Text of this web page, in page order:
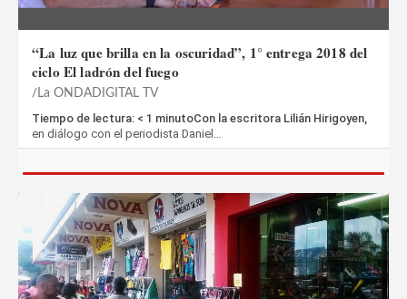
“La luz que brilla en la oscuridad”, 1° entrega 2018 del
ciclo El ladrón del fuego
La ONDADIGITAL TV
Tiempo de lectura: < 1 minutoCon la escritora Lilián Hirigoyen,
en diálogo con el periodista Daniel…